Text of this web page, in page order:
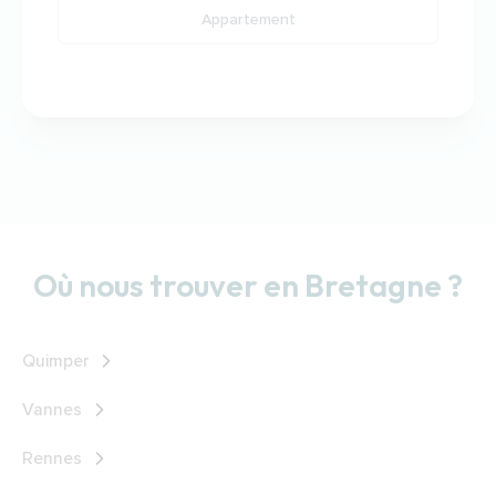
Appartement
Où nous trouver en Bretagne ?
Quimper
Vannes
Rennes